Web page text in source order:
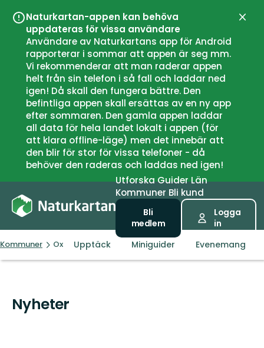
Naturkartan-appen kan behöva
uppdateras för vissa användare
Användare av Naturkartans app för Android
rapporterar i sommar att appen är seg mm.
Vi rekommenderar att man raderar appen
helt från sin telefon i så fall och laddar ned
igen! Då skall den fungera bättre. Den
befintliga appen skall ersättas av en ny app
efter sommaren. Den gamla appen laddar
all data för hela landet lokalt i appen (för
att klara offline-läge) men det innebär att
den blir för stor för vissa telefoner - då
behöver den raderas och laddas ned igen!
UtforskaGuiderLän
Kommuner Bli kund
Bli
medlem
Logga
in
Kommuner Oxelösund
Upptäck Miniguider Evenemang
Nyheter